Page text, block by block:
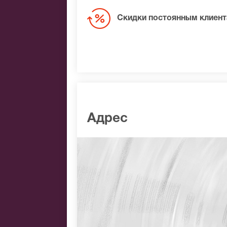
Скидки постоянным
Адрес